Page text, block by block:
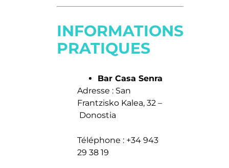
INFORMATIONS
PRATIQUES
Bar Casa Senra
Adresse : San
Frantzisko Kalea, 32 –
Donostia
Téléphone : +34 943
29 38 19